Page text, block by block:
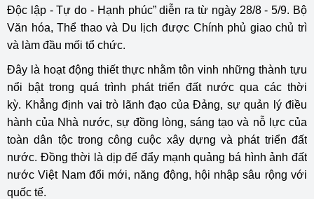
Độc lập - Tự do - Hạnh phúc” diễn ra từ ngày 28/8 - 5/9. Bộ
Văn hóa, Thể thao và Du lịch được Chính phủ giao chủ trì
và làm đầu mối tổ chức.
Đây là hoạt động thiết thực nhằm tôn vinh những thành tựu
nổi bật trong quá trình phát triển đất nước qua các thời
kỳ. Khẳng định vai trò lãnh đạo của Đảng, sự quản lý điều
hành của Nhà nước, sự đồng lòng, sáng tạo và nỗ lực của
toàn dân tộc trong công cuộc xây dựng và phát triển đất
nước. Đồng thời là dịp để đẩy mạnh quảng bá hình ảnh đất
nước Việt Nam đổi mới, năng động, hội nhập sâu rộng với
quốc tế.